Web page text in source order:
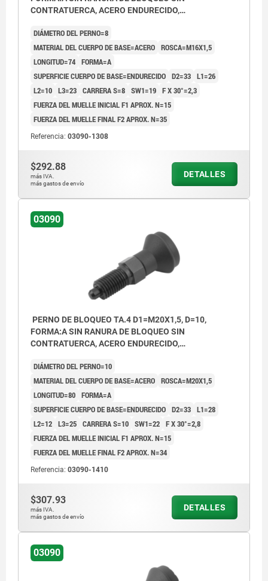
CONTRATUERCA, ACERO ENDURECIDO,
CUBIERTA:GRIS ATR. RAL7021
DIÁMETRO DEL PERNO=8
MATERIAL DEL CUERPO DE BASE=ACERO ROSCA=M16X1,5
LONGITUD=74 FORMA=A
SUPERFICIE CUERPO DE BASE=ENDURECIDO D2=33 L1=26
L2=10 L3=23 CARRERA S=8 SW1=19 F X 30°=2,3
FUERZA DEL MUELLE INICIAL F1 APROX. N=15
FUERZA DEL MUELLE FINAL F2 APROX. N=35
Referencia: 03090-1308
$292.88
más IVA.
más gastos de envío
DETALLES
03090
PERNO DE BLOQUEO TA.4 D1=M20X1,5, D=10,
FORMA:A SIN RANURA DE BLOQUEO SIN
CONTRATUERCA, ACERO ENDURECIDO,
CUBIERTA:GRIS ATR. RAL7021
DIÁMETRO DEL PERNO=10
MATERIAL DEL CUERPO DE BASE=ACERO ROSCA=M20X1,5
LONGITUD=80 FORMA=A
SUPERFICIE CUERPO DE BASE=ENDURECIDO D2=33 L1=28
L2=12 L3=25 CARRERA S=10 SW1=22 F X 30°=2,8
FUERZA DEL MUELLE INICIAL F1 APROX. N=15
FUERZA DEL MUELLE FINAL F2 APROX. N=34
Referencia: 03090-1410
$307.93
más IVA.
más gastos de envío
DETALLES
03090